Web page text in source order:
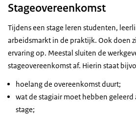
Stageovereenkomst
Tijdens een stage leren studenten,
arbeidsmarkt in de praktijk. Ook doen
ervaring op. Meestal sluiten de
stageovereenkomst af. Hierin staat
hoelang de overeenkomst duurt;
wat de stagiair moet hebben geleerd
stage;